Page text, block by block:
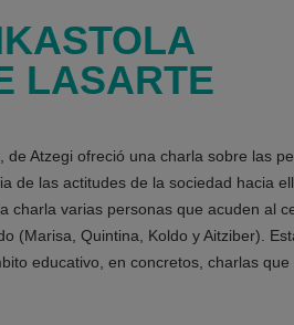
LASARTE
Atzegi ofreció una charla sobre las
de las actitudes de la sociedad hacia
charla varias personas que acuden al
(Marisa, Quintina, Koldo y Aitziber).
educativo, en concretos, charlas